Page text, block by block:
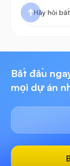
Bắt đầu
mọi dự án